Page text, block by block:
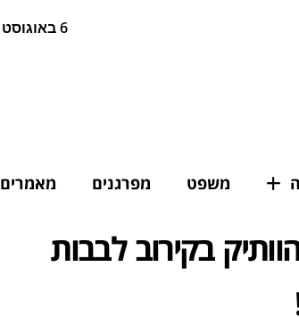
6 באוגוסט 2026 20:39
משפט מפרגנים מאמרים
בקירוב לבבות